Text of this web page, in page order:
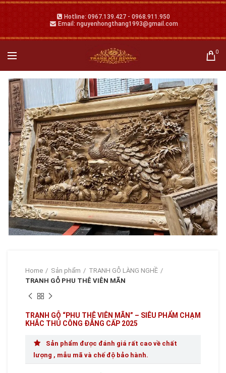
Hotline: 0967.139.427 - 0968.911.950
Email: nguyenhongthang1993@gmail.com
0
Home Sản phẩm
TRANH GỖ LÀNG NGHỀ
TRANH GỖ PHU THÊ VIÊN MÃN
TRANH GỖ “PHU THÊ VIÊN MÃN” – SIÊU PHẨM CHẠM
KHẮC THỦ CÔNG ĐẲNG CẤP 2025
Sản phẩm được đánh giá rất cao về chất
lượng , mẫu mã và chế độ bảo hành.